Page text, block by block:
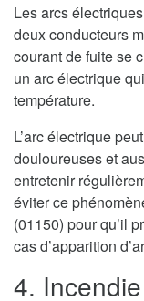
Les arcs
deux conducteurs
courant de fuite se
un arc électrique
température.
L’arc électrique
douloureuses et
entretenir
éviter ce
(01150) pour qu’il
cas d’apparition
4.